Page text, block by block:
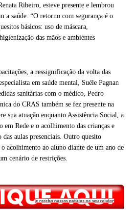
Ribeiro, esteve presente e lembrou
a saúde. “O retorno com segurança é o
básicos: uso de máscara,
das mãos e ambientes
a ressignificação da volta das
em saúde mental, Suéle Pagnan
sanitárias com o médico, Pedro
do CRAS também se fez presente na
sua atuação enquanto Assistência Social, a
em Rede e o acolhimento das crianças e
das aulas presenciais. Outro quesito
acolhimento ao aluno diante de um ano de
cenário de restrições.